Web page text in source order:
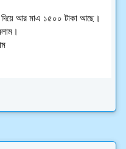
দিয়ে আর মাএ ১৫০০ টাকা আছে।